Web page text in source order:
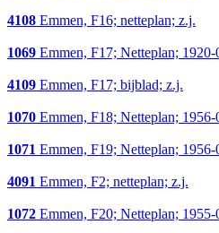
4108 Emmen, F16; netteplan; z.j.
1069 Emmen, F17; Netteplan; 1920-
4109 Emmen, F17; bijblad; z.j.
1070 Emmen, F18; Netteplan; 1956-
1071 Emmen, F19; Netteplan; 1956-
4091 Emmen, F2; netteplan; z.j.
1072 Emmen, F20; Netteplan; 1955-